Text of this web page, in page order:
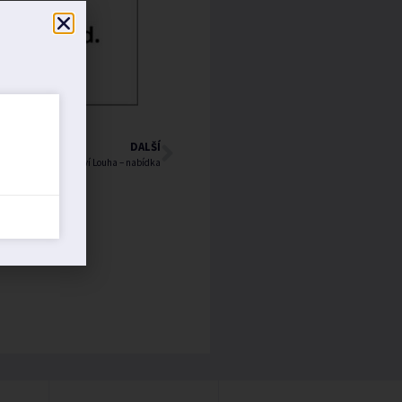
DALŠÍ
Kamenictví Louha – nabídka